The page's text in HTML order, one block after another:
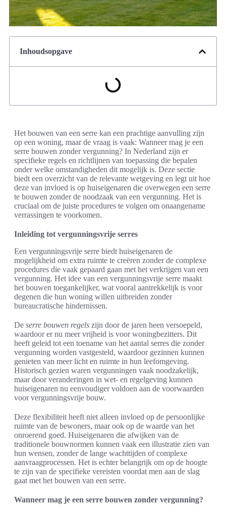
Inhoudsopgave
Het bouwen van een serre kan een prachtige aanvulling zijn
op een woning, maar de vraag is vaak: Wanneer mag je een
serre bouwen zonder vergunning? In Nederland zijn er
specifieke regels en richtlijnen van toepassing die bepalen
onder welke omstandigheden dit mogelijk is. Deze sectie
biedt een overzicht van de relevante wetgeving en legt uit hoe
deze van invloed is op huiseigenaren die overwegen een serre
te bouwen zonder de noodzaak van een vergunning. Het is
cruciaal om de juiste procedures te volgen om onaangename
verrassingen te voorkomen.
Inleiding tot vergunningsvrije serres
Een vergunningsvrije serre biedt huiseigenaren de
mogelijkheid om extra ruimte te creëren zonder de complexe
procedures die vaak gepaard gaan met het verkrijgen van een
vergunning. Het idee van een vergunningsvrije serre maakt
het bouwen toegankelijker, wat vooral aantrekkelijk is voor
degenen die hun woning willen uitbreiden zonder
bureaucratische hindernissen.
De serre bouwen regels zijn door de jaren heen versoepeld,
waardoor er nu meer vrijheid is voor woningbezitters. Dit
heeft geleid tot een toename van het aantal serres die zonder
vergunning worden vastgesteld, waardoor gezinnen kunnen
genieten van meer licht en ruimte in hun leefomgeving.
Historisch gezien waren vergunningen vaak noodzakelijk,
maar door veranderingen in wet- en regelgeving kunnen
huiseigenaren nu eenvoudiger voldoen aan de voorwaarden
voor vergunningsvrije bouw.
Deze flexibiliteit heeft niet alleen invloed op de persoonlijke
ruimte van de bewoners, maar ook op de waarde van het
onroerend goed. Huiseigenaren die afwijken van de
traditionele bouwnormen kunnen vaak een illustratie zien van
hun wensen, zonder de lange wachttijden of complexe
aanvraagprocessen. Het is echter belangrijk om op de hoogte
te zijn van de specifieke vereisten voordat men aan de slag
gaat met het bouwen van een serre.
Wanneer mag je een serre bouwen zonder vergunning?